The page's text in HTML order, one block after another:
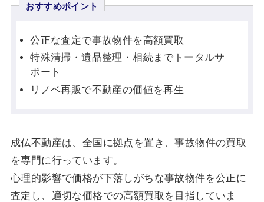
おすすめポイント
公正な査定で事故物件を高額買取
特殊清掃・遺品整理・相続までトータルサ
ポート
リノベ再販で不動産の価値を再生
成仏不動産は、全国に拠点を置き、事故物件の買取
を専門に行っています。
心理的影響で価格が下落しがちな事故物件を公正に
査定し、適切な価格での高額買取を目指していま